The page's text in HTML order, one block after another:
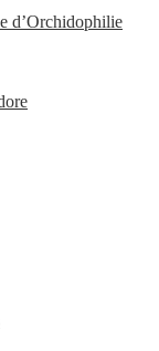
d’Orchidophilie